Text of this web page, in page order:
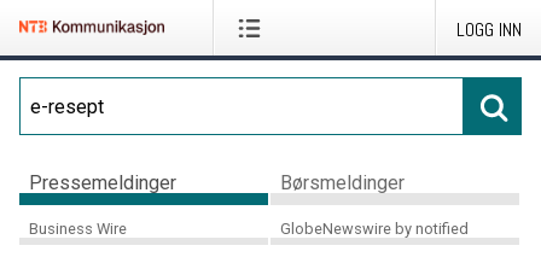
LOGG INN
Pressemeldinger Børsmeldinger
Business Wire GlobeNewswire by notified